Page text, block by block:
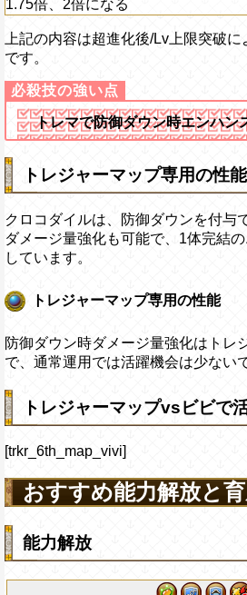
1.75倍、2倍になる
上記の内容は超進化後/Lv上限突破
です。
トレマで防御ダウン時エンハン
トレジャーマップ専用の性能
クロコダイルは、防御ダウンを付与
ダメージ量強化も可能で、1体完結
しています。
トレジャーマップ専用の性能
防御ダウン時ダメージ量強化はトレ
で、通常運用では活躍機会は少ない
トレジャーマップvsビビで
[trkr_6th_map_vivi]
おすすめ能力解放と
能力解放